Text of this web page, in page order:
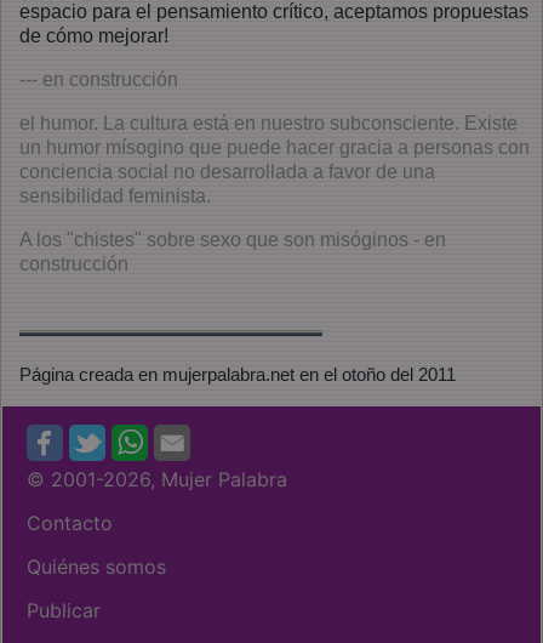
espacio para el pensamiento crítico, aceptamos propuestas
de cómo mejorar!
--- en construcción
el humor. La cultura está en nuestro subconsciente. Existe
un humor mísogino que puede hacer gracia a personas con
conciencia social no desarrollada a favor de una
sensibilidad feminista.
A los "chistes" sobre sexo que son misóginos - en
construcción
Página creada en mujerpalabra.net en el otoño del 2011
© 2001-2026, Mujer Palabra
Contacto
Quiénes somos
Publicar